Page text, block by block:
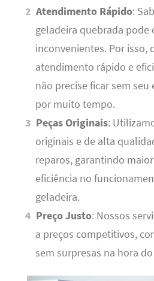
Atendimento Rápido:
geladeira quebrada pode
inconvenientes. Por isso,
atendimento rápido e
não precise ficar sem
por muito tempo.
Peças Originais:
originais e de alta
reparos, garantindo
eficiência no
geladeira.
Preço Justo: Nossos
a preços competitivos,
sem surpresas na hora